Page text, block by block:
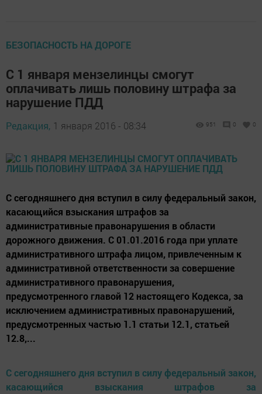
БЕЗОПАСНОСТЬ НА ДОРОГЕ
С 1 января мензелинцы смогут
оплачивать лишь половину штрафа за
нарушение ПДД
Редакция, 1 января 2016 - 08:34 951 0 0
С сегодняшнего дня вступил в силу федеральный закон,
касающийся взыскания штрафов за
административные правонарушения в области
дорожного движения. С 01.01.2016 года при уплате
административного штрафа лицом, привлеченным к
административной ответственности за совершение
административного правонарушения,
предусмотренного главой 12 настоящего Кодекса, за
исключением административных правонарушений,
предусмотренных частью 1.1 статьи 12.1, статьей
12.8,...
С сегодняшнего дня вступил в силу федеральный закон,
касающийся взыскания штрафов за